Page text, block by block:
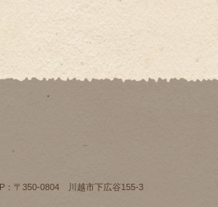
：〒350-0804 川越市下広谷155‐3